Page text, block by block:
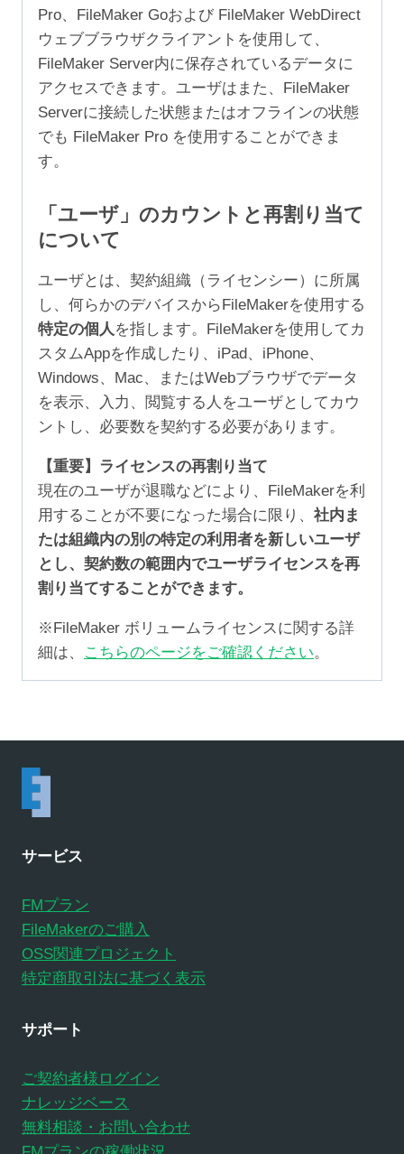
Pro、FileMaker Goおよび FileMaker WebDirect
ウェブブラウザクライアントを使用して、
FileMaker Server内に保存されているデータに
アクセスできます。ユーザはまた、FileMaker
Serverに接続した状態またはオフラインの状態
でも FileMaker Pro を使用することができま
す。
「ユーザ」のカウントと再割り当て
について
ユーザとは、契約組織（ライセンシー）に所属
し、何らかのデバイスからFileMakerを使用する
特定の個人 を指します。FileMakerを使用してカ
スタムAppを作成したり、iPad、iPhone、
Windows、Mac、またはWebブラウザでデータ
を表示、入力、閲覧する人をユーザとしてカウ
ントし、必要数を契約する必要があります。
【重要】ライセンスの再割り当て
現在のユーザが退職などにより、FileMakerを利
用することが不要になった場合に限り、 社内ま
たは組織内の別の特定の利用者を新しいユーザ
とし、契約数の範囲内でユーザライセンスを再
割り当てすることができます。
※FileMaker ボリュームライセンスに関する詳
細は、
こちらのページをご確認ください。
サービス
FMプラン
FileMakerのご購入
OSS関連プロジェクト
特定商取引法に基づく表示
サポート
ご契約者様ログイン
ナレッジベース
無料相談・お問い合わせ